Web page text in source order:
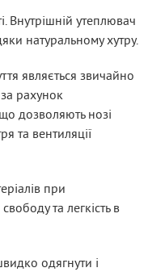
Внутрішній утеплювач
натуральному хутру.
являється звичайно
рахунок
дозволяють нозі
та вентиляції
при
та легкість в
одягнути і